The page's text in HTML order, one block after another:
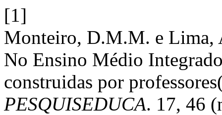
[1]
Monteiro, D.M.M. e Lima,
No Ensino Médio
construidas por
PESQUISEDUCA. 17, 46